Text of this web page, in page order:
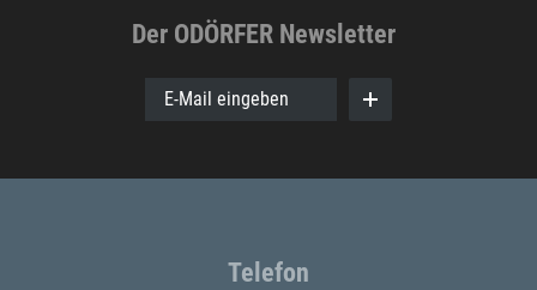
Der ODÖRFER Newsletter
E-Mail eingeben
Telefon